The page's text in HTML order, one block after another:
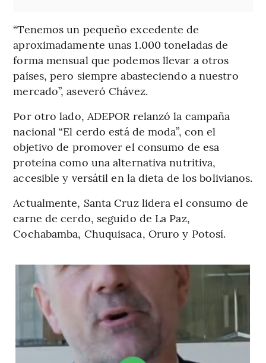
“Tenemos un pequeño excedente de
aproximadamente unas 1.000 toneladas de
forma mensual que podemos llevar a otros
países, pero siempre abasteciendo a nuestro
mercado”, aseveró Chávez.
Por otro lado, ADEPOR relanzó la campaña
nacional “El cerdo está de moda”, con el
objetivo de promover el consumo de esa
proteína como una alternativa nutritiva,
accesible y versátil en la dieta de los bolivianos.
Actualmente, Santa Cruz lidera el consumo de
carne de cerdo, seguido de La Paz,
Cochabamba, Chuquisaca, Oruro y Potosí.